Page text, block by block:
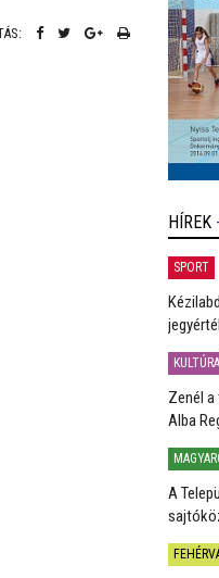
HÍREK
SPORT
KULTÚRA
Zenél
Alba
A